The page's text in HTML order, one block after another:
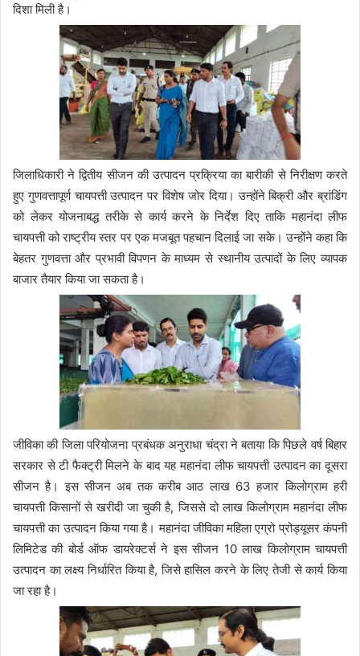
दिशा मिली है।
जिलाधिकारी ने द्वितीय सीजन की उत्पादन प्रक्रिया का बारीकी से निरीक्षण करते
हुए गुणवत्तापूर्ण चायपत्ती उत्पादन पर विशेष जोर दिया। उन्होंने बिक्री और ब्रांडिंग
को लेकर योजनाबद्ध तरीके से कार्य करने के निर्देश दिए ताकि महानंदा लीफ
चायपत्ती को राष्ट्रीय स्तर पर एक मजबूत पहचान दिलाई जा सके। उन्होंने कहा कि
बेहतर गुणवत्ता और प्रभावी विपणन के माध्यम से स्थानीय उत्पादों के लिए व्यापक
बाजार तैयार किया जा सकता है।
जीविका की जिला परियोजना प्रबंधक अनुराधा चंद्रा ने बताया कि पिछले वर्ष बिहार
सरकार से टी फैक्ट्री मिलने के बाद यह महानंदा लीफ चायपत्ती उत्पादन का दूसरा
सीजन है। इस सीजन अब तक करीब आठ लाख 63 हजार किलोग्राम हरी
चायपत्ती किसानों से खरीदी जा चुकी है, जिससे दो लाख किलोग्राम महानंदा लीफ
चायपत्ती का उत्पादन किया गया है। महानंदा जीविका महिला एग्रो प्रोड्यूसर कंपनी
लिमिटेड की बोर्ड ऑफ डायरेक्टर्स ने इस सीजन 10 लाख किलोग्राम चायपत्ती
उत्पादन का लक्ष्य निर्धारित किया है, जिसे हासिल करने के लिए तेजी से कार्य किया
जा रहा है।